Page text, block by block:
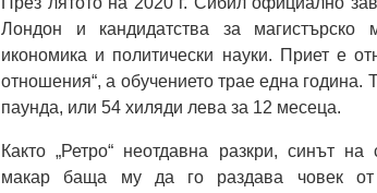
Лондон и кандидатства за
икономика и политически науки. Приет е
отношения“, а обучението трае една година.
паунда, или 54 хиляди лева за 12 месеца.
Както „Ретро“ неотдавна разкри, синът на
макар баща му да го раздава човек